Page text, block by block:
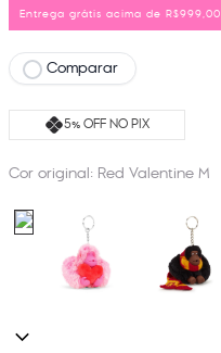
Entrega grátis acima de R$999,00
Comparar
5% OFF NO PIX
Cor original: Red Valentine M